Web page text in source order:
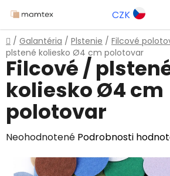
na
obsah
CZK
Domov
/ Galantéria / Plstenie / Filcové
plstené koliesko Ø4 cm polotovar
Filcové /
koliesko Ø4 cm
polotovar
Priemerné
produktu
Neohodnotené Podrobnosti